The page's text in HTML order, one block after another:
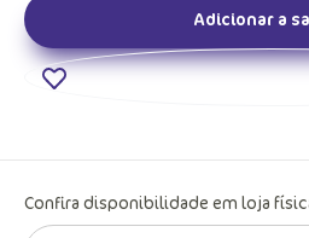
Adicionar a
Confira disponibilidade em loja